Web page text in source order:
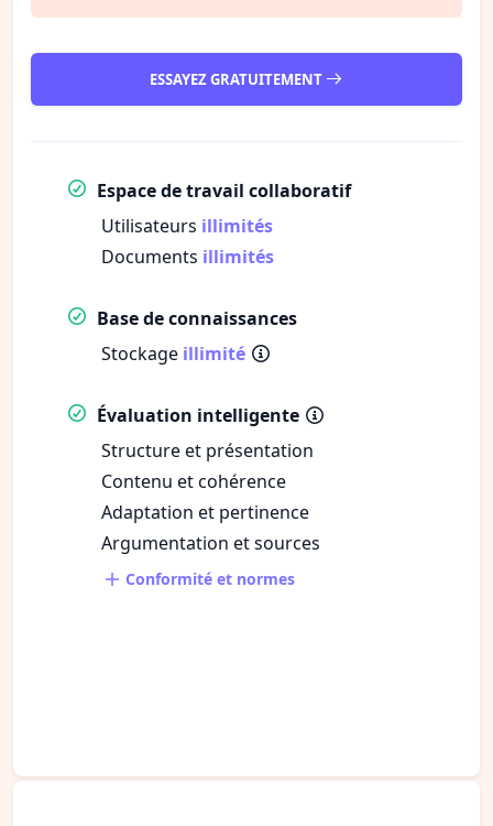
ESSAYEZ GRATUITEMENT
Espace de travail collaboratif
Utilisateurs illimités
Documents illimités
Base de connaissances
Stockage illimité
Évaluation intelligente
Structure et présentation
Contenu et cohérence
Adaptation et pertinence
Argumentation et sources
Conformité et normes